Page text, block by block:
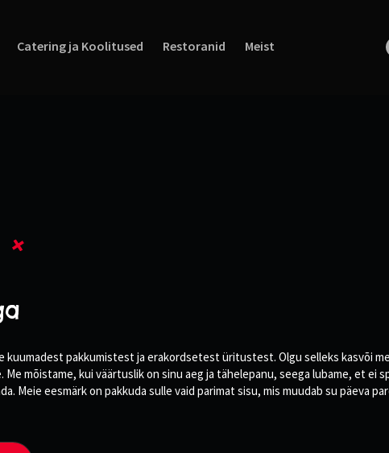
Catering ja Koolitused Restoranid
Meist
kuumadest pakkumistest ja erakordsetest üritustest. Olgu selleks kasvõi
mõistame, kui väärtuslik on sinu aeg ja tähelepanu, seega lubame, et ei
Meie eesmärk on pakkuda sulle vaid parimat sisu, mis muudab su päeva